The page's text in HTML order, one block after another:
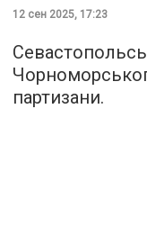
12 сен 2025, 17:23
партизани.